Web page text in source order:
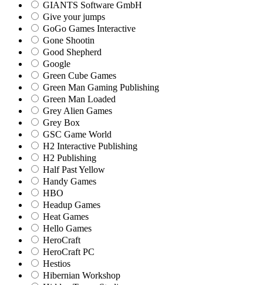
GIANTS Software GmbH
Give your jumps
GoGo Games Interactive
Gone Shootin
Good Shepherd
Google
Green Cube Games
Green Man Gaming Publishing
Green Man Loaded
Grey Alien Games
Grey Box
GSC Game World
H2 Interactive Publishing
H2 Publishing
Half Past Yellow
Handy Games
HBO
Headup Games
Heat Games
Hello Games
HeroCraft
HeroCraft PC
Hestios
Hibernian Workshop